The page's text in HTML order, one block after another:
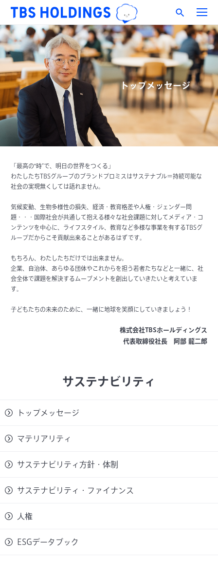
トップメッセージ
「最高の‟時”で、明日の世界をつくる」
わたしたちTBSグループのブランドプロミスはサステナブル＝持続可能な
社会の実現無くしては語れません。
気候変動、生物多様性の損失、経済・教育格差や人権・ジェンダー問
題・・・国際社会が共通して抱える様々な社会課題に対してメディア・コ
ンテンツを中心に、ライフスタイル、教育など多様な事業を有するTBSグ
ループだからこそ貢献出来ることがあるはずです。
もちろん、わたしたちだけでは出来ません。
企業、自治体、あらゆる団体やこれからを担う若者たちなどと一緒に、社
会全体で課題を解決するムーブメントを創出していきたいと考えていま
す。
子どもたちの未来のために、一緒に地球を笑顔にしていきましょう！
株式会社TBSホールディングス
代表取締役社長 阿部 龍二郎
サステナビリティ
トップメッセージ
マテリアリティ
サステナビリティ方針・体制
サステナビリティ・ファイナンス
人権
ESGデータブック